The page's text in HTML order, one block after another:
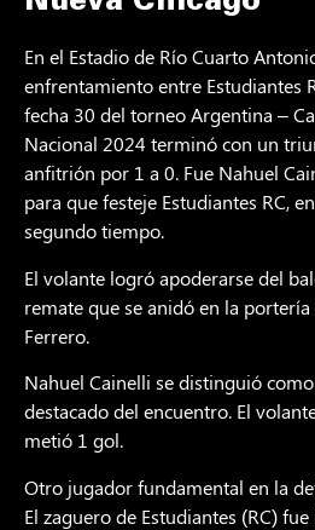
En el Estadio de Río Cuarto
enfrentamiento entre Estudiantes
fecha 30 del torneo Argentina –
Nacional 2024 terminó con un
anfitrión por 1 a 0. Fue Nahuel
para que festeje Estudiantes RC,
segundo tiempo.
El volante logró apoderarse del
remate que se anidó en la
Ferrero.
Nahuel Cainelli se distinguió
destacado del encuentro. El
metió 1 gol.
Otro jugador fundamental en la
El zaguero de Estudiantes (RC)